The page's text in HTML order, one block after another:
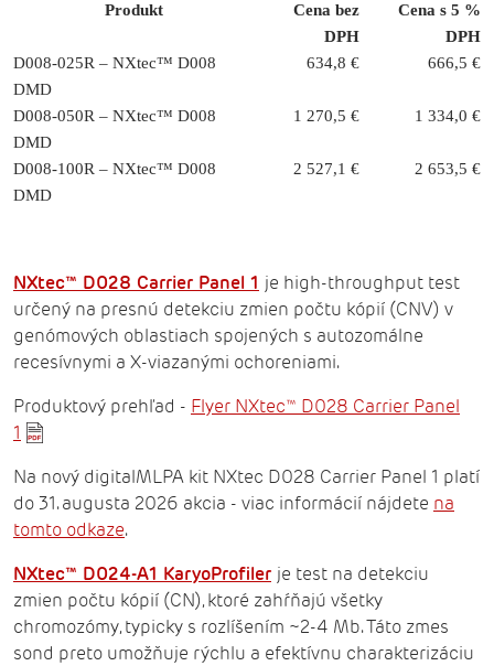
Produkt
Cena bez
DPH
Cena s 5 %
DPH
D008-025R – NXtec™ D008
DMD
634,8 € 666,5 €
D008-050R – NXtec™ D008
DMD
1 270,5 € 1 334,0 €
D008-100R – NXtec™ D008
DMD
2 527,1 € 2 653,5 €
NXtec™ D028 Carrier Panel 1 je high-throughput test
určený na presnú detekciu zmien počtu kópií (CNV) v
genómových oblastiach spojených s autozomálne
recesívnymi a X-viazanými ochoreniami.
Produktový prehľad - Flyer NXtec™ D028 Carrier Panel
1
Na nový digitalMLPA kit NXtec D028 Carrier Panel 1 platí
do 31. augusta 2026 akcia - viac informácií nájdete na
tomto odkaze.
NXtec™ D024-A1 KaryoProfiler je test na detekciu
zmien počtu kópií (CN), ktoré zahŕňajú všetky
chromozómy, typicky s rozlíšením ~2-4 Mb. Táto zmes
sond preto umožňuje rýchlu a efektívnu charakterizáciu